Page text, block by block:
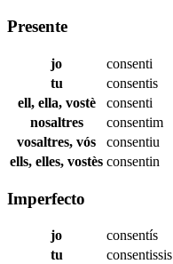
Presente
jo
consenti
tu
consentis
ell, ella, vostè
consenti
nosaltres
consentim
vosaltres, vós
consentiu
ells, elles, vostès consentin
Imperfecto
jo
consentís
tu
consentissis